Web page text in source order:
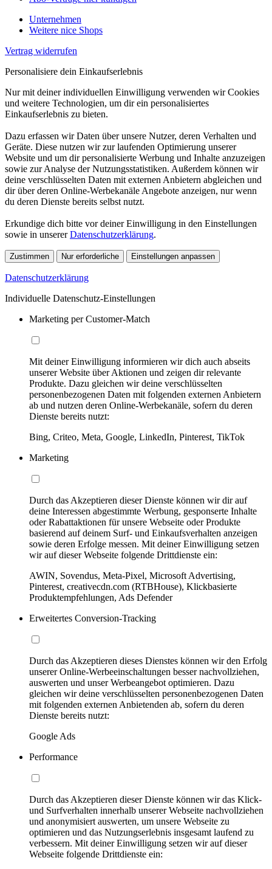
Unternehmen
Weitere nice Shops
Vertrag widerrufen
Personalisiere dein Einkaufserlebnis
Nur mit deiner individuellen Einwilligung verwenden wir Cookies
und weitere Technologien, um dir ein personalisiertes
Einkaufserlebnis zu bieten.
Dazu erfassen wir Daten über unsere Nutzer, deren Verhalten und
Geräte. Diese nutzen wir zur laufenden Optimierung unserer
Website und um dir personalisierte Werbung und Inhalte anzuzeigen
sowie zur Analyse der Nutzungsstatistiken. Außerdem können wir
deine verschlüsselten Daten mit externen Anbietern abgleichen und
dir über deren Online-Werbekanäle Angebote anzeigen, nur wenn
du deren Dienste bereits selbst nutzt.
Erkundige dich bitte vor deiner Einwilligung in den Einstellungen
sowie in unsererDatenschutzerklärung.
Zustimmen Nur erforderliche Einstellungen anpassen
Datenschutzerklärung
Individuelle Datenschutz-Einstellungen
Marketing per Customer-Match
Mit deiner Einwilligung informieren wir dich auch abseits
unserer Website über Aktionen und zeigen dir relevante
Produkte. Dazu gleichen wir deine verschlüsselten
personenbezogenen Daten mit folgenden externen Anbietern
ab und nutzen deren Online-Werbekanäle, sofern du deren
Dienste bereits nutzt:
Bing, Criteo, Meta, Google, LinkedIn, Pinterest, TikTok
Marketing
Durch das Akzeptieren dieser Dienste können wir dir auf
deine Interessen abgestimmte Werbung, gesponserte Inhalte
oder Rabattaktionen für unsere Webseite oder Produkte
basierend auf deinem Surf- und Einkaufsverhalten anzeigen
sowie deren Erfolge messen. Mit deiner Einwilligung setzen
wir auf dieser Webseite folgende Drittdienste ein:
AWIN, Sovendus, Meta-Pixel, Microsoft Advertising,
Pinterest, creativecdn.com (RTBHouse), Klickbasierte
Produktempfehlungen, Ads Defender
Erweitertes Conversion-Tracking
Durch das Akzeptieren dieses Dienstes können wir den Erfolg
unserer Online-Werbeeinschaltungen besser nachvollziehen,
auswerten und unser Werbeangebot optimieren. Dazu
gleichen wir deine verschlüsselten personenbezogenen Daten
mit folgenden externen Anbietenden ab, sofern du deren
Dienste bereits nutzt:
Google Ads
Performance
Durch das Akzeptieren dieser Dienste können wir das Klick-
und Surfverhalten innerhalb unserer Webseite nachvollziehen
und anonymisiert auswerten, um unsere Webseite zu
optimieren und das Nutzungserlebnis insgesamt laufend zu
verbessern. Mit deiner Einwilligung setzen wir auf dieser
Webseite folgende Drittdienste ein: